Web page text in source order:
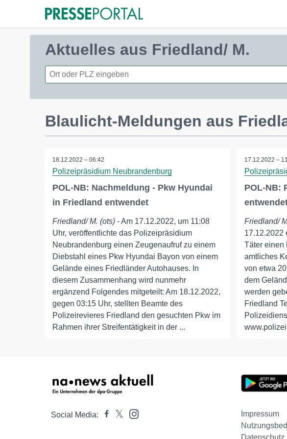
Aktuelles aus Friedland/ M.
Blaulicht-Meldungen aus
18.12.2022 – 06:42
Polizeipräsidium Neubrandenburg
POL-NB: Nachmeldung - Pkw Hyundai
in Friedland entwendet
Friedland/ M. (ots) - Am 17.12.2022, um 11:08
Uhr, veröffentlichte das Polizeipräsidium
Neubrandenburg einen Zeugenaufruf zu einem
Diebstahl eines Pkw Hyundai Bayon von einem
Gelände eines Friedländer Autohauses. In
diesem Zusammenhang wird nunmehr
ergänzend Folgendes mitgeteilt: Am 18.12.2022,
gegen 03:15 Uhr, stellten Beamte des
Polizeirevieres Friedland den gesuchten Pkw im
Rahmen ihrer Streifentätigkeit in der ...
17.12.2022 –
POL-NB:
Friedland/
17.12.2022
Täter einen
amtliches
von etwa
dem
werden
Friedland
Social Media: Impressum
Datenschutz